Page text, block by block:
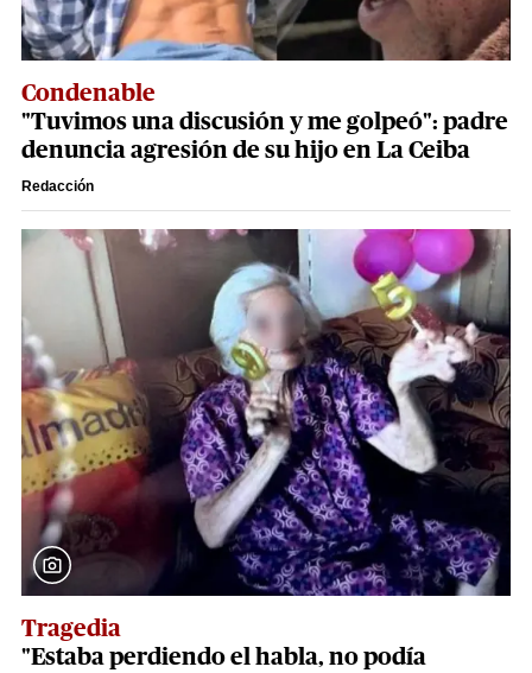
Condenable
"Tuvimos una discusión y me golpeó": padre
denuncia agresión de su hijo en La Ceiba
Redacción
Tragedia
"Estaba perdiendo el habla, no podía